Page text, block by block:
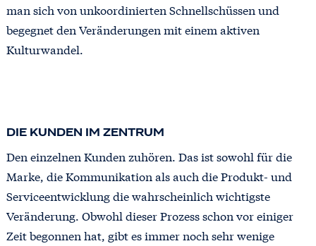
man sich von unkoordinierten Schnellschüssen und
begegnet den Veränderungen mit einem aktiven
Kulturwandel.
DIE KUNDEN IM ZENTRUM
Den einzelnen Kunden zuhören. Das ist sowohl für die
Marke, die Kommunikation als auch die Produkt- und
Serviceentwicklung die wahrscheinlich wichtigste
Veränderung. Obwohl dieser Prozess schon vor einiger
Zeit begonnen hat, gibt es immer noch sehr wenige